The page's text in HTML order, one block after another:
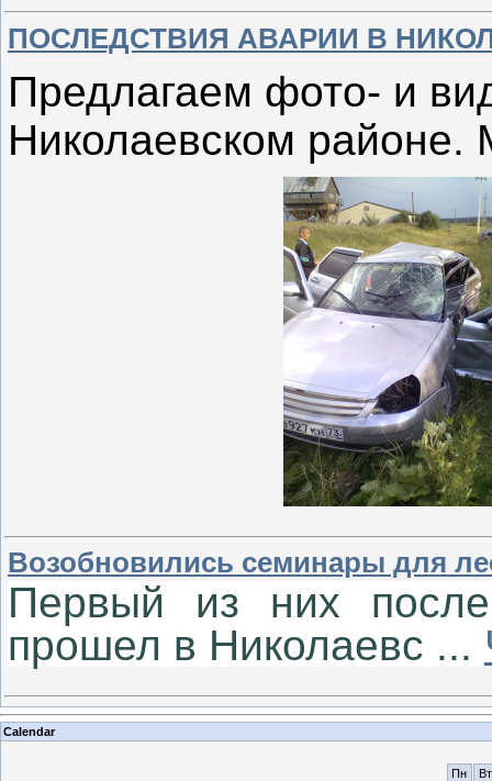
ПОСЛЕДСТВИЯ АВАРИИ В
Предлагаем фото- и
Николаевском
Возобновились семинары для
Первый из них после
прошел в Николаевс ...
Calendar
Пн Вт